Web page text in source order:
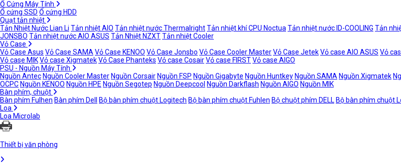
Ổ Cứng Máy Tính
Ổ cứng SSD Ổ cứng HDD
Quạt tản nhiệt
Tản Nhiệt Nước Lian Li Tản nhiệt AIO Tản nhiệt nước ThermalrightTản nhiệt khí CPU Noctua Tản nhiệt nước ID-COOLING Tản
JONSBO Tản nhiệt nước AIO ASUS Tản Nhiệt NZXTTản nhiệt Cooler
Vỏ Case
Vỏ Case Asus Vỏ Case SAMA Vỏ Case KENOO Vỏ Case Jonsbo Vỏ Case Cooler MasterVỏ Case JetekVỏ case AIO ASUS Vỏ
Vỏ case MIKVỏ case XigmatekVỏ Case Phanteks Vỏ case CosairVỏ case FIRSTVỏ case AIGO
PSU - Nguồn Máy Tính
Nguồn Antec Nguồn Cooler Master Nguồn Corsair Nguồn FSP Nguồn Gigabyte Nguồn Huntkey Nguồn SAMA Nguồn Xigmatek
OCPC Nguồn KENOO Nguồn HPE Nguồn Segotep Nguồn Deepcool Nguồn Darkflash Nguồn AIGO Nguồn MIK
Bàn phím, chuột
Bàn phím Fulhen Bàn phím Dell Bộ bàn phím chuột Logitech Bộ bàn phím chuột Fuhlen Bộ chuột phím DELL Bộ bàn phím chuột
Loa
Loa Microlab
Thiết bị văn phòng